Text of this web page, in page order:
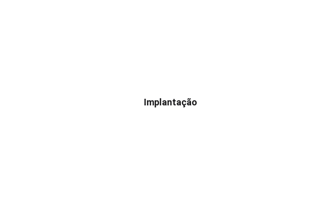
Implantação